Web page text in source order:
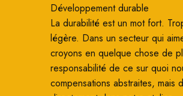
Développement durable
La durabilité est un mot fort.
légère. Dans un secteur qui
croyons en quelque chose de
responsabilité de ce sur quoi
compensations abstraites, mais